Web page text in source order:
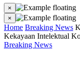
×
×
Home Breaking News
Kekayaan Intelektual
Breaking News